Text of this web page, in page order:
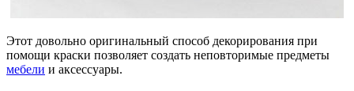
Этот довольно оригинальный способ декорирования при
помощи краски позволяет создать неповторимые предметы
мебели и аксессуары.